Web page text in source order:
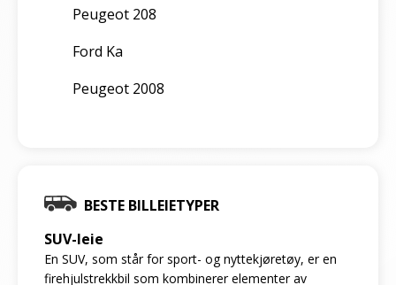
Peugeot 208
Ford Ka
Peugeot 2008
BESTE BILLEIETYPER
SUV-leie
En SUV, som står for sport- og nyttekjøretøy, er en
firehjulstrekkbil som kombinerer elementer av